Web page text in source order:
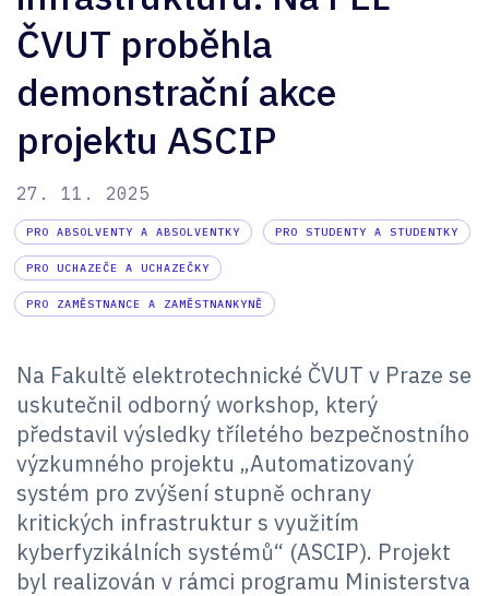
ČVUT proběhla
demonstrační akce
projektu ASCIP
27. 11. 2025
PRO ABSOLVENTY A ABSOLVENTKY PRO STUDENTY A STUDENTKY
PRO UCHAZEČE A UCHAZEČKY
PRO ZAMĚSTNANCE A ZAMĚSTNANKYNĚ
Na Fakultě elektrotechnické ČVUT v Praze se
uskutečnil odborný workshop, který
představil výsledky tříletého bezpečnostního
výzkumného projektu „Automatizovaný
systém pro zvýšení stupně ochrany
kritických infrastruktur s využitím
kyberfyzikálních systémů“ (ASCIP). Projekt
byl realizován v rámci programu Ministerstva